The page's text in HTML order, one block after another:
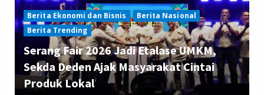
Berita Ekonomi dan Bisnis
Berita Nasional
Berita Trending
Serang Fair 2026 Jadi Etalase UMKM,
Sekda Deden Ajak Masyarakat Cintai
Produk Lokal